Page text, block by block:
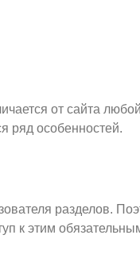
от сайта
ряд особенностей.
разделов.
к этим